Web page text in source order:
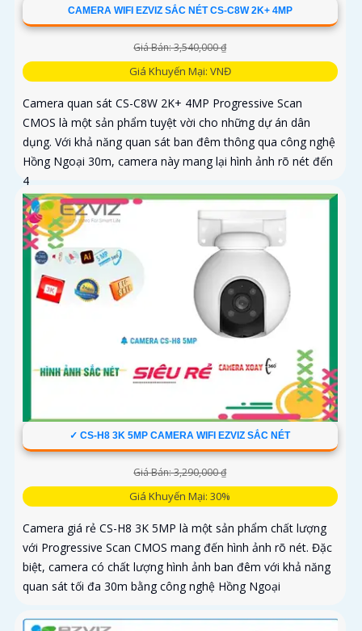
CAMERA WIFI EZVIZ SẮC NÉT CS-C8W 2K+ 4MP
Giá Bán: 3,540,000 ₫
Giá Khuyến Mại: VNĐ
Camera quan sát CS-C8W 2K+ 4MP Progressive Scan
CMOS là một sản phẩm tuyệt vời cho những dự án dân
dụng. Với khả năng quan sát ban đêm thông qua công nghệ
Hồng Ngoại 30m, camera này mang lại hình ảnh rõ nét đến
4
✓ CS-H8 3K 5MP CAMERA WIFI EZVIZ SẮC NÉT
Giá Bán: 3,290,000 ₫
Giá Khuyến Mại: 30%
Camera giá rẻ CS-H8 3K 5MP là một sản phẩm chất lượng
với Progressive Scan CMOS mang đến hình ảnh rõ nét. Đặc
biệt, camera có chất lượng hình ảnh ban đêm với khả năng
quan sát tối đa 30m bằng công nghệ Hồng Ngoại